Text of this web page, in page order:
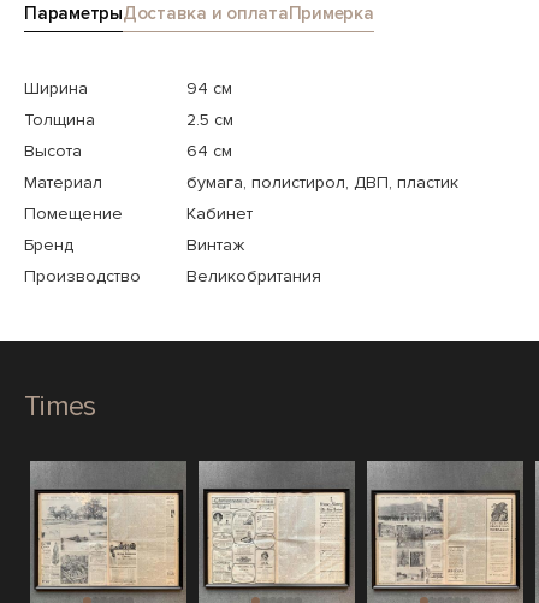
ПараметрыДоставка и оплатаПримерка
Ширина
94 см
Толщина
2.5 см
Высота
64 см
Материал
бумага, полистирол, ДВП, пластик
Помещение
Кабинет
Бренд
Винтаж
Производство
Великобритания
Times